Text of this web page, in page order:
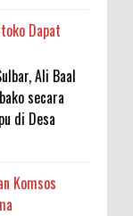
Dapat
Ali Baal
secara
di Desa
Komsos